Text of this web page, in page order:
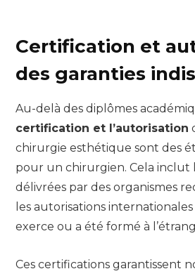
Certification et
des garanties
Au-delà des diplômes
certification et l’autorisation
chirurgie esthétique sont des
pour un chirurgien. Cela inclut
délivrées par des organismes
les autorisations
exerce ou a été formé à
Ces certifications garantissent